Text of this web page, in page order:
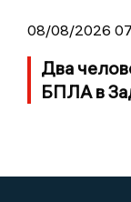
08/08/2026
Два
БПЛА в